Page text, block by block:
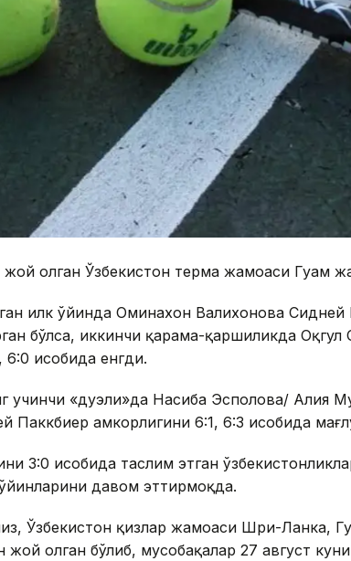
жой олган Ўзбекистон терма жамоаси Гуам
илк ўйинда Оминахон Валихонова Сидней
бўлса, иккинчи қарама-қаршиликда
ҳисобида енгди.
учинчи «дуэли»да Насиба Эсполова/ Алия
Паккбиер ҳамкорлигини 6:1, 6:3 ҳисобида
3:0 ҳисобида таслим этган
давом эттирмоқда.
Ўзбекистон қизлар жамоаси Шри-Ланка,
жой олган бўлиб, мусобақалар 27 август